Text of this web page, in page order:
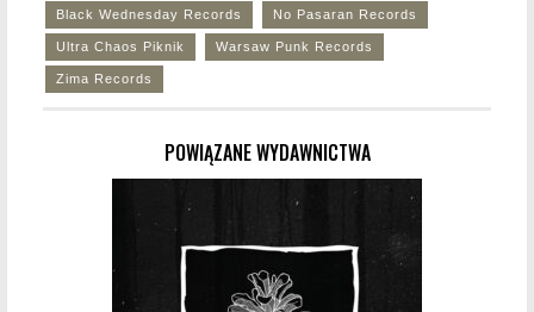
Black Wednesday Records No Pasaran Records
Ultra Chaos Piknik Warsaw Punk Records
Zima Records
POWIĄZANE WYDAWNICTWA